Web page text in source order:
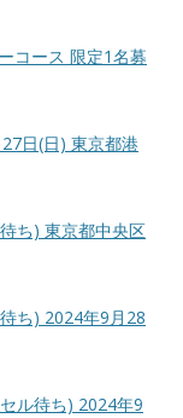
コース 限定1名募
日(日) 東京都港
ち) 東京都中央区
ち) 2024年9月28
ル待ち) 2024年9